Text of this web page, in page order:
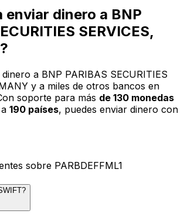
enviar dinero a BNP
SERVICES,
a BNP PARIBAS SECURITIES
y a miles de otros bancos en
soporte para más de 130 monedas
190 países, puedes enviar dinero con
sobre PARBDEFFML1